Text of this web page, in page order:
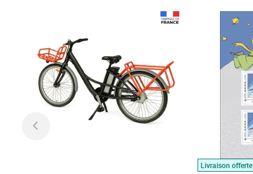
Livraison offerte
Prix 7,50€